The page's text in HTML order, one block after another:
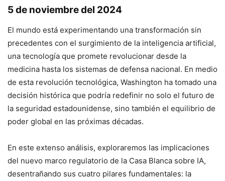
5 de noviembre del 2024
El mundo está experimentando una transformación sin
precedentes con el surgimiento de la inteligencia artificial,
una tecnología que promete revolucionar desde la
medicina hasta los sistemas de defensa nacional. En medio
de esta revolución tecnológica, Washington ha tomado una
decisión histórica que podría redefinir no solo el futuro de
la seguridad estadounidense, sino también el equilibrio de
poder global en las próximas décadas.
En este extenso análisis, exploraremos las implicaciones
del nuevo marco regulatorio de la Casa Blanca sobre IA,
desentrañando sus cuatro pilares fundamentales: la